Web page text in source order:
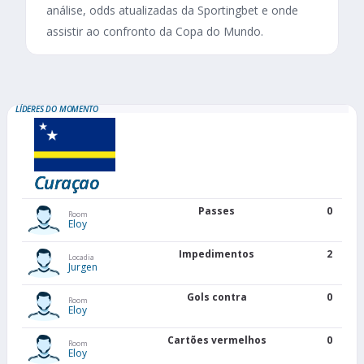
análise, odds atualizadas da Sportingbet e onde
assistir ao confronto da Copa do Mundo.
LÍDERES DO MOMENTO
Curaçao
Room
Eloy
Passes 0
Locadia
Jurgen
Impedimentos 2
Room
Eloy
Gols contra 0
Room
Eloy
Cartões vermelhos 0